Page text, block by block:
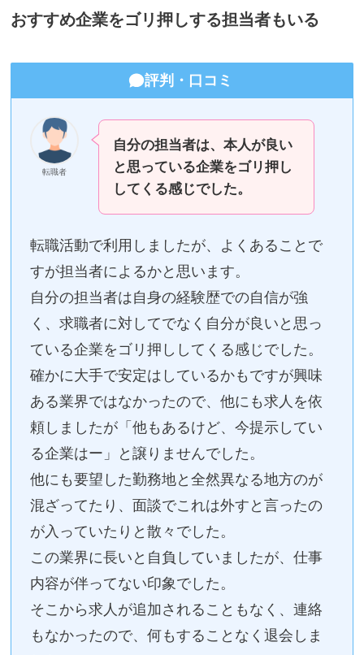
おすすめ企業をゴリ押しする担当者もいる
評判・口コミ
転職者
自分の担当者は、本人が良い
と思っている企業をゴリ押し
してくる感じでした。
転職活動で利用しましたが、よくあることで
すが担当者によるかと思います。
自分の担当者は自身の経験歴での自信が強
く、求職者に対してでなく自分が良いと思っ
ている企業をゴリ押ししてくる感じでした。
確かに大手で安定はしているかもですが興味
ある業界ではなかったので、他にも求人を依
頼しましたが「他もあるけど、今提示してい
る企業はー」と譲りませんでした。
他にも要望した勤務地と全然異なる地方のが
混ざってたり、面談でこれは外すと言ったの
が入っていたりと散々でした。
この業界に長いと自負していましたが、仕事
内容が伴ってない印象でした。
そこから求人が追加されることもなく、連絡
もなかったので、何もすることなく退会しま